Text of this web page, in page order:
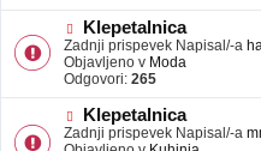
o
b
a
v
e
N
o
v
e
o
b
a
Klepetalnica
Zadnji prispevek Napisal/-a
Objavljeno v Moda
Odgovori: 265
N
o
v
Klepetalnica
Zadnji prispevek Napisal/-a